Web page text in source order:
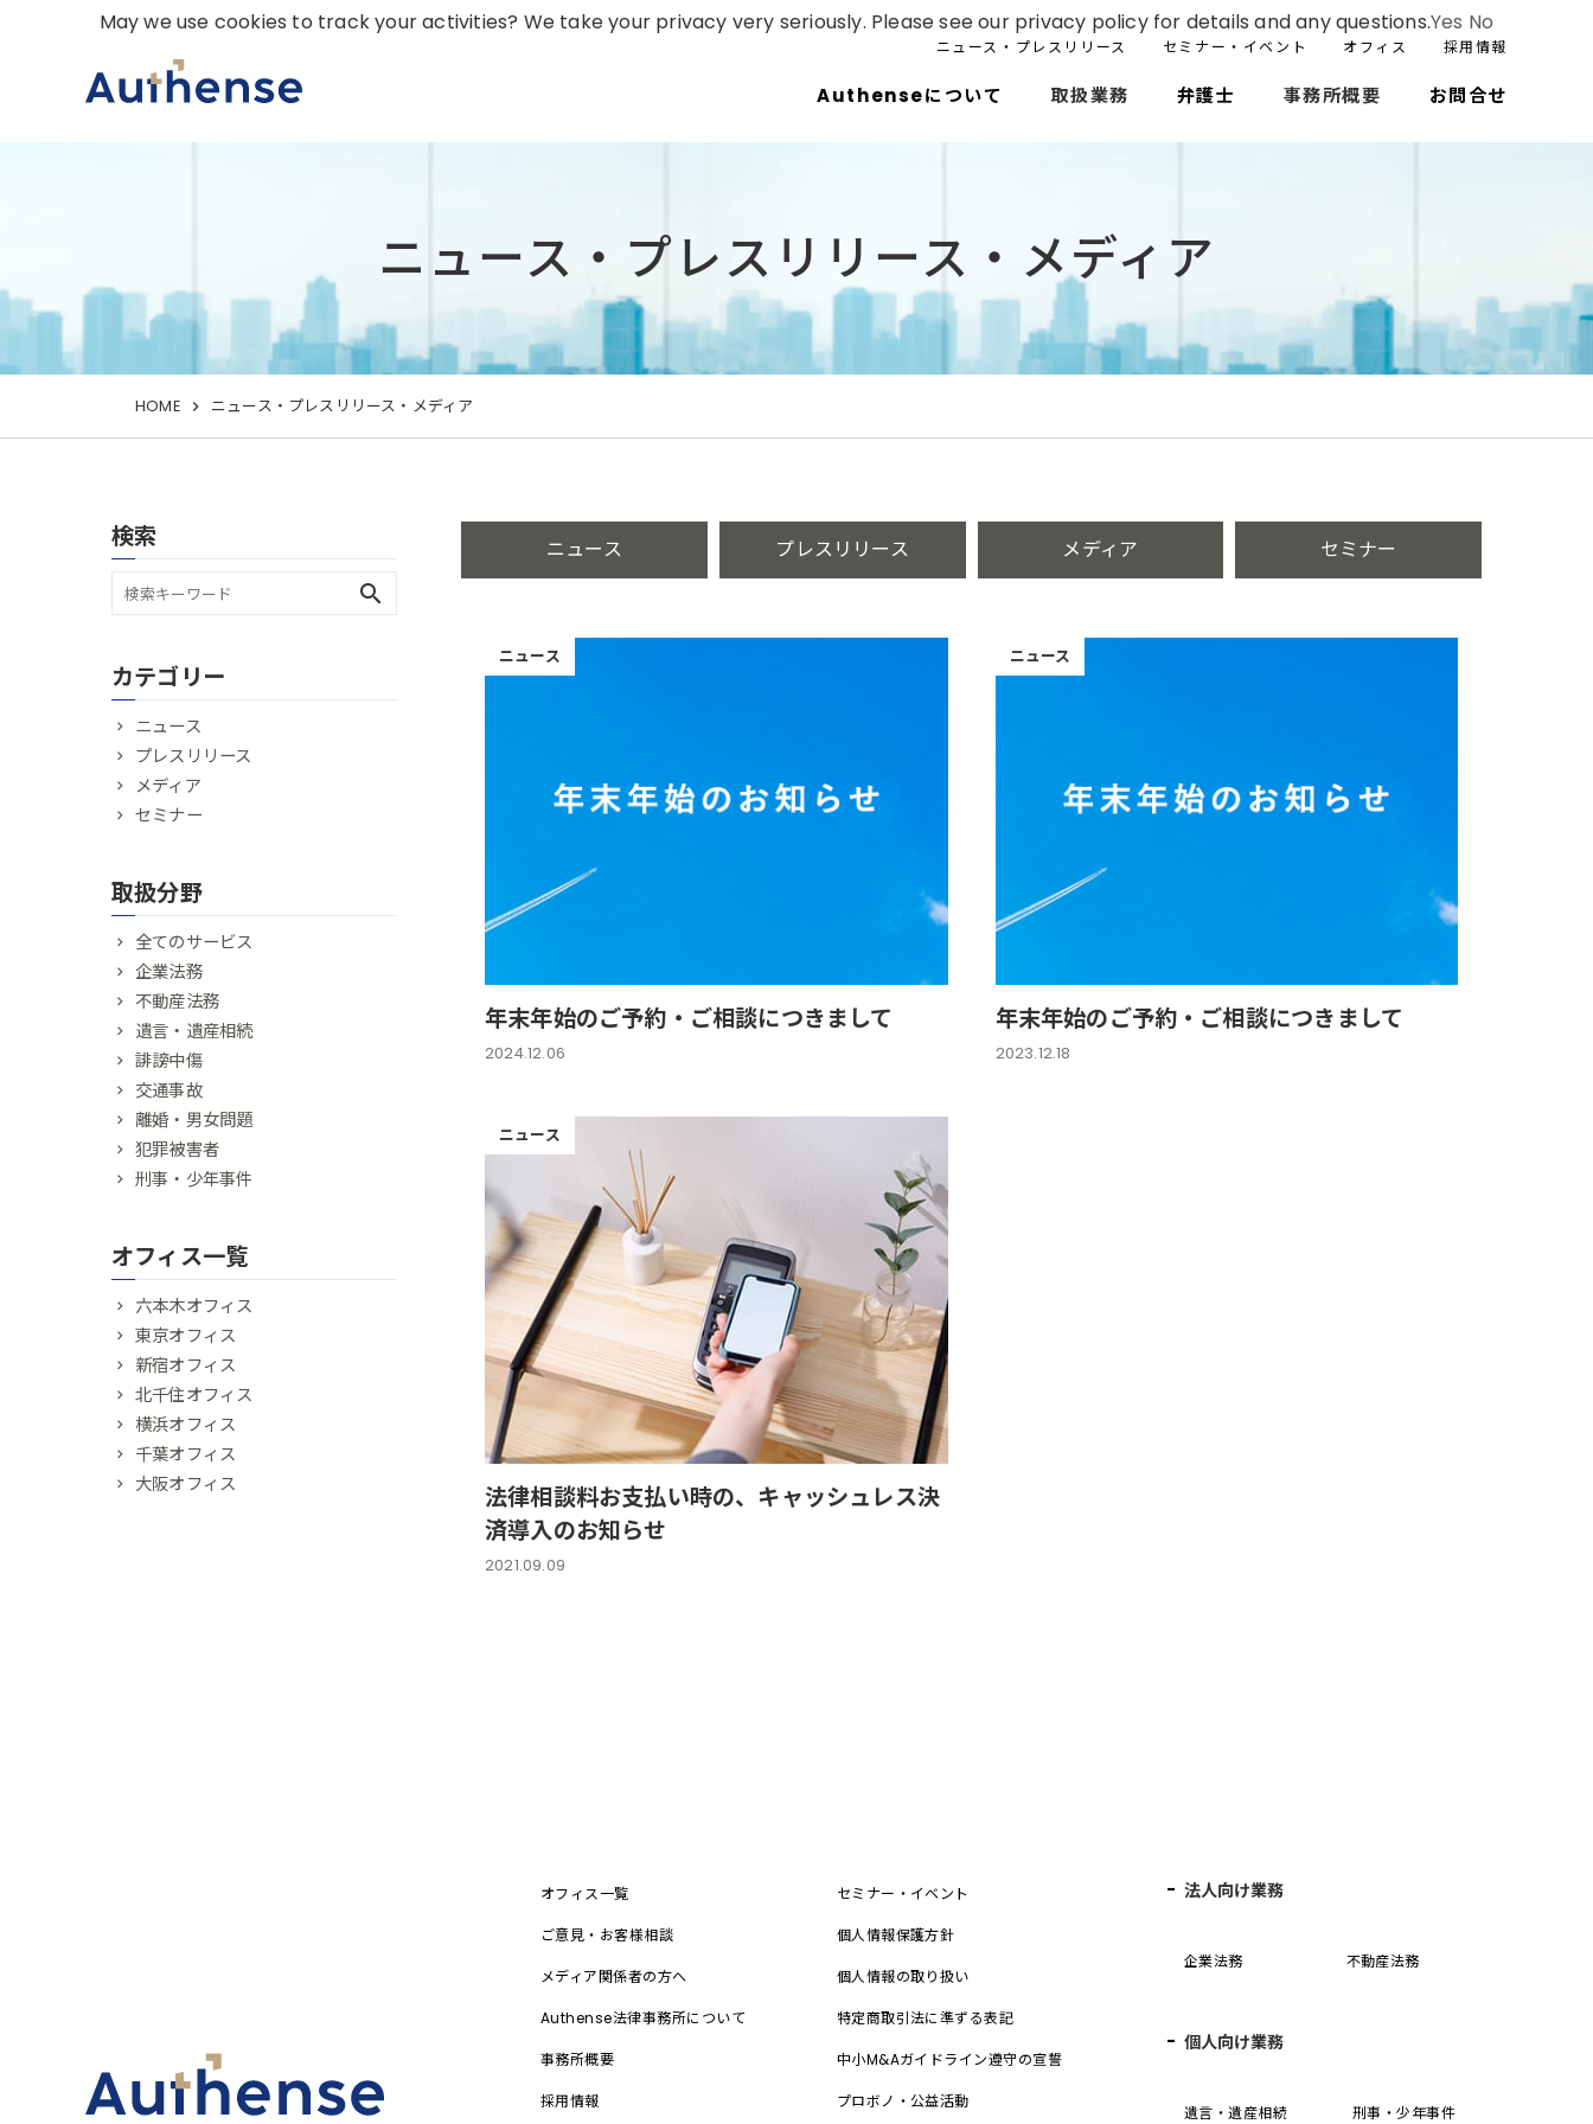
ニュース・プレスリリース セミナー・イベント オフィス 採用情報
Authenseについて 取扱業務 弁護士 事務所概要 お問合せ
ニュース・プレスリリース・メディア
HOME ニュース・プレスリリース・メディア
ニュース プレスリリース メディア セミナー
ニュース
年末年始のご予約・ご相談につきまして
2024.12.06
ニュース
年末年始のご予約・ご相談につきまして
2023.12.18
ニュース
法律相談料お支払い時の、キャッシュレス決
済導入のお知らせ
2021.09.09
検索
search
カテゴリー
ニュース
プレスリリース
メディア
セミナー
取扱分野
全てのサービス
企業法務
不動産法務
遺言・遺産相続
誹謗中傷
交通事故
離婚・男女問題
犯罪被害者
刑事・少年事件
オフィス一覧
六本木オフィス
東京オフィス
新宿オフィス
北千住オフィス
横浜オフィス
千葉オフィス
大阪オフィス
オフィス一覧
ご意見・お客様相談
メディア関係者の方へ
Authense法律事務所について
事務所概要
採用情報
セミナー・イベント
個人情報保護方針
個人情報の取り扱い
特定商取引法に準ずる表記
中小M&Aガイドライン遵守の宣誓
プロボノ・公益活動
法人向け業務
企業法務 不動産法務
個人向け業務
遺言・遺産相続 刑事・少年事件
May we use cookies to track your activities? We take your privacy very seriously. Please see our privacy policy for details and any questions.Yes No